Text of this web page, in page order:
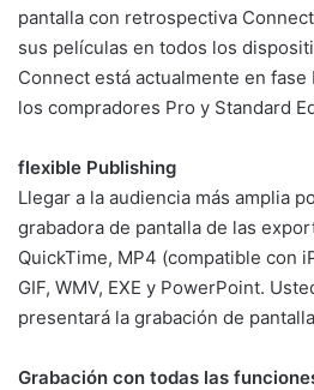
pantalla con retrospectiva
sus películas en todos los
Connect está actualmente en
los compradores Pro y Standard
flexible Publishing
Llegar a la audiencia más amplia
grabadora de pantalla de las
QuickTime, MP4 (compatible con
GIF, WMV, EXE y PowerPoint.
presentará la grabación de
Grabación con todas las